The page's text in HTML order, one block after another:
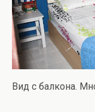
Вид с балкона.